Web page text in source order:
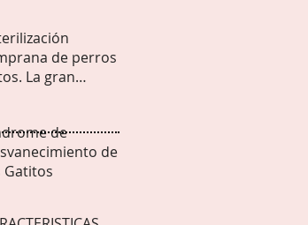
de perros y
La gran
de
de
Gatitos